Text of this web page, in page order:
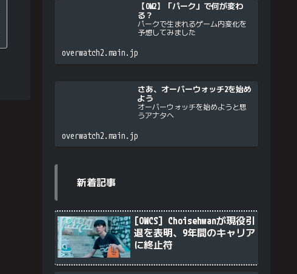
【OW2】「パーク」で何が変わ
る？
パークで生まれるゲーム内変化を
予想してみました
overwatch2.main.jp
さあ、オーバーウォッチ2を始め
よう
オーバーウォッチを始めようと思
うアナタへ
overwatch2.main.jp
新着記事
[OWCS] Choisehwanが現役引
退を表明、9年間のキャリア
に終止符